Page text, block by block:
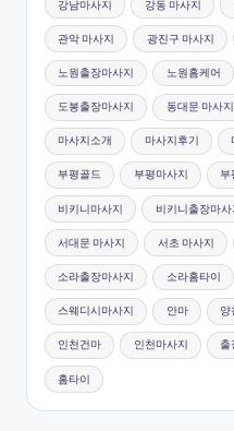
강남마사지 강동 마사지
관악 마사지 광진구 마사지
노원출장마사지 노원홈케어
도봉출장마사지 동대문 마사지
마사지소개 마사지후기
부평골드 부평마사지 부
비키니마사지 비키니출장마사
서대문 마사지 서초 마사지
소라출장마사지 소라홈타이
스웨디시마사지 안마 양
인천건마 인천마사지 출
홈타이